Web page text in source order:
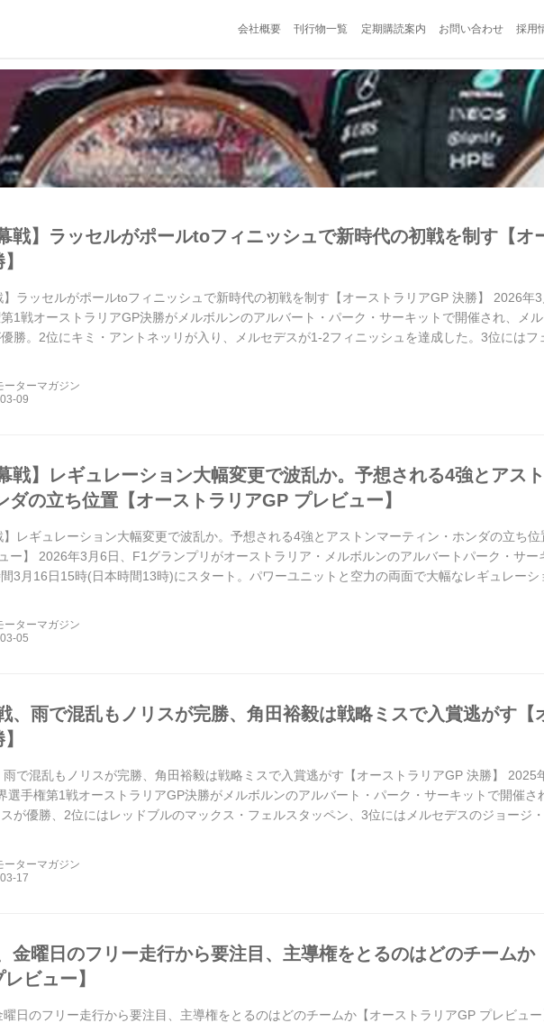
会社概要 刊行物一覧 定期購読案内 お問い合わせ 採用
戦】ラッセルがポールtoフィニッシュで新時代の初戦を制す【オ
】ラッセルがポールtoフィニッシュで新時代の初戦を制す【オーストラリアGP 決勝】 2026年
1戦オーストラリアGP決勝がメルボルンのアルバート・パーク・サーキットで開催され、メル
勝。2位にキミ・アントネッリが入り、メルセデスが1-2フィニッシュを達成した。3位にはフ
ーターマガジン
戦】レギュレーション大幅変更で波乱か。予想される4強とアス
ダの立ち位置【オーストラリアGP プレビュー】
】レギュレーション大幅変更で波乱か。予想される4強とアストンマーティン・ホンダの立ち
ー】 2026年3月6日、F1グランプリがオーストラリア・メルボルンのアルバートパーク・サー
3月16日15時(日本時間13時)にスタート。パワーユニットと空力の両面で大幅なレギュレーシ
ーターマガジン
、雨で混乱もノリスが完勝、角田裕毅は戦略ミスで入賞逃がす【
雨で混乱もノリスが完勝、角田裕毅は戦略ミスで入賞逃がす【オーストラリアGP 決勝】 2025
選手権第1戦オーストラリアGP決勝がメルボルンのアルバート・パーク・サーキットで開催さ
が優勝、2位にはレッドブルのマックス・フェルスタッペン、3位にはメルセデスのジョージ
ーターマガジン
金曜日のフリー走行から要注目、主導権をとるのはどのチームか
ビュー】
日のフリー走行から要注目、主導権をとるのはどのチームか【オーストラリアGP プレビュー